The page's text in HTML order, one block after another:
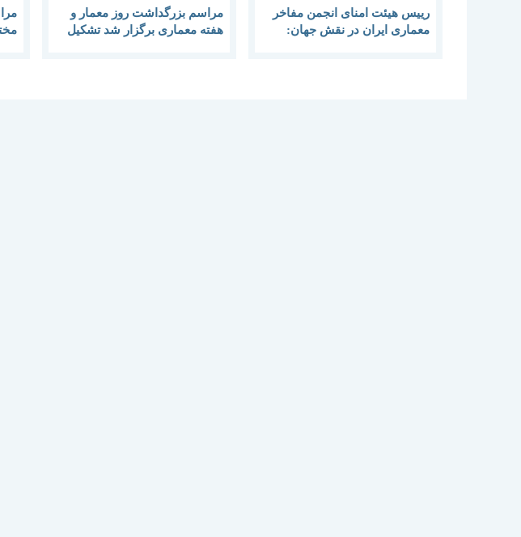
رییس هیئت امنای انجمن مفاخر
معماری ایران در نقش جهان:
مراسم بزرگداشت روز معمار و
هفته معماری برگزار شد تشکیل